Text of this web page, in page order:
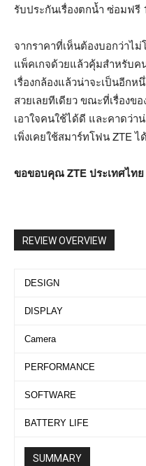
รับประกันเรื่องตกน้ำ ซ่อมฟรี
จากราคาที่เห็นต้องบอกว่าไ
แพ็คเกจด้วยแล้วคุ้มสำหรับค
เรื่องกล้องแล้วน่าจะเป็นอีก
สวยเลยทีเดียว ขณะที่เรื่องข
เอาใจคนใช้ได้ดี และคาดว่า
เพิ่งเคยใช้สมาร์ทโฟน ZTE
ขอขอบคุณ ZTE ประเทศไทย
REVIEW OVERVIEW
DESIGN
DISPLAY
Camera
PERFORMANCE
SOFTWARE
BATTERY LIFE
SUMMARY